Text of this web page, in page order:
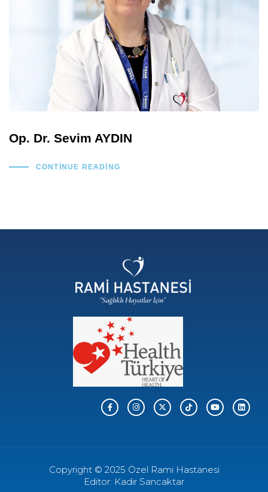
Op. Dr. Sevim AYDIN
CONTINUE READING
Copyright © 2025 Özel Rami Hastanesi
Editor: Kadir Sancaktar